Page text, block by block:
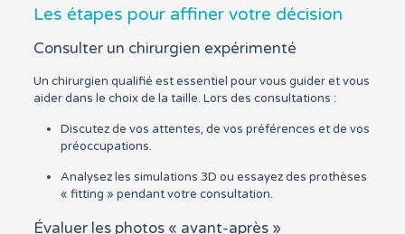
Les étapes pour affiner votre décision
Consulter un chirurgien expérimenté
Un chirurgien qualifié est essentiel pour vous guider et vous
aider dans le choix de la taille. Lors des consultations :
Discutez de vos attentes, de vos préférences et de vos
préoccupations.
Analysez les simulations 3D ou essayez des prothèses
« fitting » pendant votre consultation.
Évaluer les photos « avant-après »